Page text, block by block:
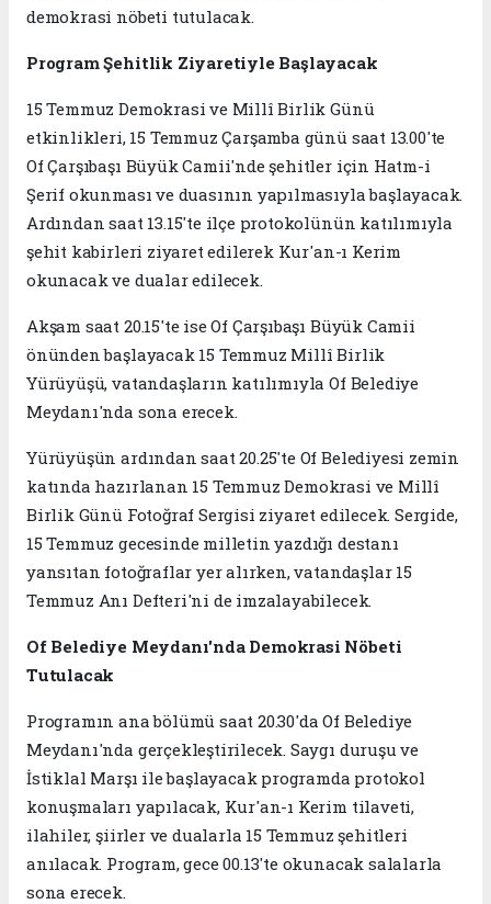
demokrasi nöbeti tutulacak.
Program Şehitlik Ziyaretiyle Başlayacak
15 Temmuz Demokrasi ve Millî Birlik Günü
etkinlikleri, 15 Temmuz Çarşamba günü saat 13.00'te
Of Çarşıbaşı Büyük Camii'nde şehitler için Hatm-i
Şerif okunması ve duasının yapılmasıyla başlayacak.
Ardından saat 13.15'te ilçe protokolünün katılımıyla
şehit kabirleri ziyaret edilerek Kur'an-ı Kerim
okunacak ve dualar edilecek.
Akşam saat 20.15'te ise Of Çarşıbaşı Büyük Camii
önünden başlayacak 15 Temmuz Millî Birlik
Yürüyüşü, vatandaşların katılımıyla Of Belediye
Meydanı'nda sona erecek.
Yürüyüşün ardından saat 20.25'te Of Belediyesi zemin
katında hazırlanan 15 Temmuz Demokrasi ve Millî
Birlik Günü Fotoğraf Sergisi ziyaret edilecek. Sergide,
15 Temmuz gecesinde milletin yazdığı destanı
yansıtan fotoğraflar yer alırken, vatandaşlar 15
Temmuz Anı Defteri'ni de imzalayabilecek.
Of Belediye Meydanı'nda Demokrasi Nöbeti
Tutulacak
Programın ana bölümü saat 20.30'da Of Belediye
Meydanı'nda gerçekleştirilecek. Saygı duruşu ve
İstiklal Marşı ile başlayacak programda protokol
konuşmaları yapılacak, Kur'an-ı Kerim tilaveti,
ilahiler, şiirler ve dualarla 15 Temmuz şehitleri
anılacak. Program, gece 00.13'te okunacak salalarla
sona erecek.